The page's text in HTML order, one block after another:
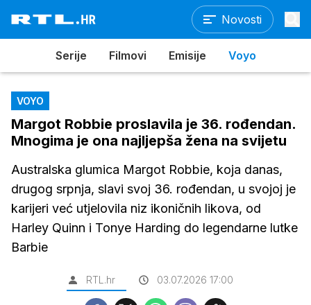
Novosti
Serije Filmovi Emisije Voyo
VOYO
Margot Robbie proslavila je 36. rođendan.
Mnogima je ona najljepša žena na svijetu
Australska glumica Margot Robbie, koja danas,
drugog srpnja, slavi svoj 36. rođendan, u svojoj je
karijeri već utjelovila niz ikoničnih likova, od
Harley Quinn i Tonye Harding do legendarne lutke
Barbie
RTL.hr 03.07.2026 17:00